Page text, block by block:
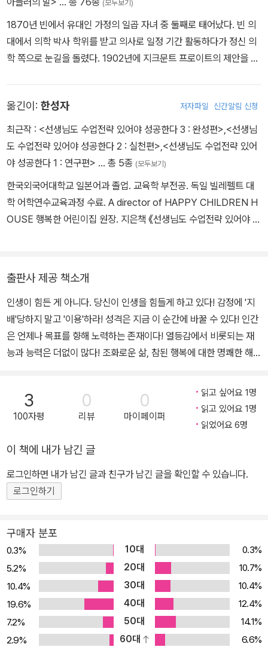
(모두보기)
1870년 빈에서 유대인 가정의 일곱 자녀 중 둘째로 태어났다. 빈 의
대에서 의학 박사 학위를 받고 의사로 일정 기간 활동하다가 정신 의
학 쪽으로 눈길을 돌렸다. 1902년에 지크문트 프로이트의 제안을 받
2년에 『신경증 기질』(The Neurotic Constitution)을 출간하고, 1
913년에 ‘개인 심리학 학회’를 조직했다. 이후 어린이들의 교육에 관
심을 보였으며, 1차 세계 대전이 끝난 뒤 자신의 교육 이론을 적용하
기 위해 빈에 최초의 어린이 진료소를 열었다. 유대인이라는 이유로
의대에서 교수로 활동했다. 1937년에 강연 여행 중에 스코틀랜드 애
버딘에서 심장 발작을 일으켜 사망했다.
옮긴이: 한성자 저자파일 신간알림 신청
최근작 : <선생님도 수업전략 있어야 성공한다 3 : 완성편>,<선생님
도 수업전략 있어야 성공한다 2 : 실천편>,<선생님도 수업전략 있어
야 성공한다 1 : 연구편> … 총 5종 (모두보기)
한국외국어대학교 일본어과 졸업. 교육학 부전공. 독일 빌레펠트 대
학 어학연수교육과정 수료. A director of HAPPY CHILDREN H
OUSE 행복한 어린이집 원장. 지은책 《선생님도 수업전략 있어야 성
출판사 제공 책소개
인생이 힘든 게 아니다. 당신이 인생을 힘들게 하고 있다! 감정에 '지
배'당하지 말고 '이용'하라! 성격은 지금 이 순간에 바꿀 수 있다! 인간
은 언제나 목표를 향해 노력하는 존재이다! 열등감에서 비롯되는 재
능과 능력은 더없이 많다! 조화로운 삶, 참된 행복에 대한 명쾌한 해답
937) 만큼 현대 심리학에 많은 공적을 남겼음에도 사람들에게 제대
로 알려지지 않은 인물은 드물 것이다. 심리학을 잘 모르고 어렵게만
생각하는 이들조차 지그문트 프로이트(1856~1939)와 칼 구스타프
운 아들러는 일반인들에게는 낯설기 만한 이름이었다. 하지만 최근
아들러 심리학은 그 어느 때보다 크게 주목받으며 열광적인 찬사를
받고 있다. 사실 아들러는 자기계발의 아버지로 불린다. 오늘날 자기
계발서의 고전이며 정석이 된 데일 카네기의 《인간관계론》《자기관계
이론의 많은 부분들이 아들러 심리학으로부터 비롯되었음을 알 수 있
다. 또한 커뮤니케이션의 기술로 널리 알려진 코칭(Coaching)이나
NLP(Neuro Linguistic Program)의 많은 부분도 아들러 심리학의
영향을 받았다. ‘인간성 심리학의 원류’ 아들러 심리학 프로이트의 동
료이기도 했던 아들러는 오늘날 개인심리학의 창시자로 ‘과잉보상’이
나 ‘열등감 콤플렉스’라는 심리학 개념 발안자로서 더욱 널리 알려졌
다. 아들러는 1907년에 출판한 저서 《기관열등과 그 심적 보상 연
3
100자평
0
리뷰
0
마이페이퍼
읽고 싶어요 1명
읽고 있어요 1명
읽었어요 6명
이 책에 내가 남긴 글
로그인하면 내가 남긴 글과 친구가 남긴 글을 확인할 수 있습니다.
로그인하기
구매자 분포
0.3% 10대
0.3%
5.2%
20대
10.7%
10.4%
30대
10.4%
19.6%
40대
12.4%
7.2%
50대
14.1%
2.9%
60대
6.6%